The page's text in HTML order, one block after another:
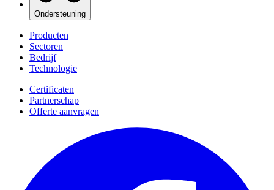
Ondersteuning
Producten
Sectoren
Bedrijf
Technologie
Certificaten
Partnerschap
Offerte aanvragen